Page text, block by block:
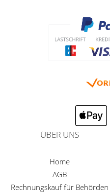
ÜBER UNS
Home
AGB
Rechnungskauf für Behörden